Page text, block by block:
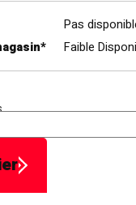
Pas
Faible